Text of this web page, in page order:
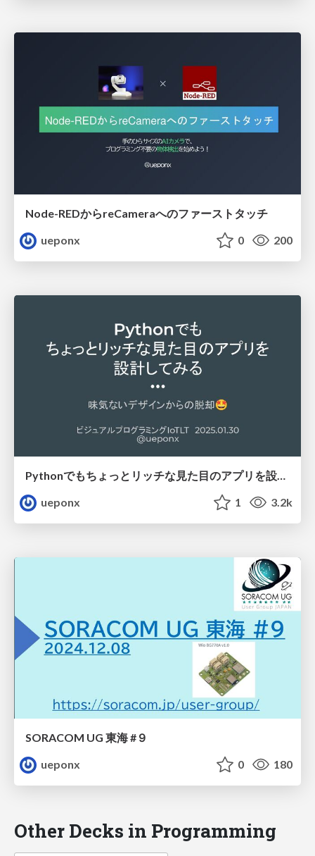
Node-REDからreCameraへのファーストタッチ
ueponx
0 200
Pythonでもちょっとリッチな見た目のアプリを設計してみる
ueponx
1 3.2k
SORACOM UG 東海 #９
ueponx
0 180
Other Decks in Programming